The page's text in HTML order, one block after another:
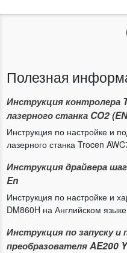
Полезная
Инструкция контролера
лазерного станка CO2
Инструкция по настройке и
лазерного станка Trocen
Инструкция драйвера
En
Инструкция по настройке и
DM860H на Английском
Инструкция по запуску
преобразователя AE200